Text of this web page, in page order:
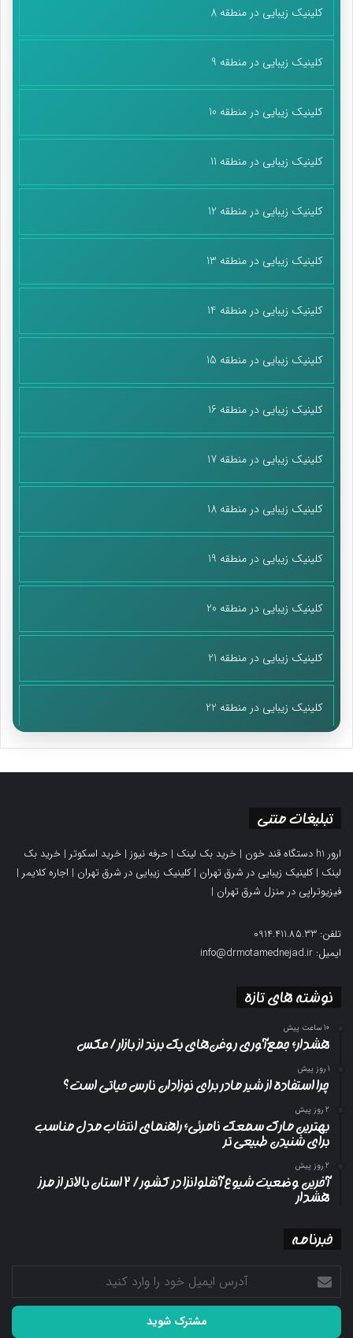
کلینیک زیبایی در منطقه 8
کلینیک زیبایی در منطقه 9
کلینیک زیبایی در منطقه 10
کلینیک زیبایی در منطقه 11
کلینیک زیبایی در منطقه 12
کلینیک زیبایی در منطقه 13
کلینیک زیبایی در منطقه 14
کلینیک زیبایی در منطقه 15
کلینیک زیبایی در منطقه 16
کلینیک زیبایی در منطقه 17
کلینیک زیبایی در منطقه 18
کلینیک زیبایی در منطقه 19
کلینیک زیبایی در منطقه 20
کلینیک زیبایی در منطقه 21
کلینیک زیبایی در منطقه 22
تبلیغات متنی
ارور h1 دستگاه قند خون | خرید بک لینک | حرفه نیوز | خرید اسکوتر | خرید بک
لینک |کلینیک زیبایی در شرق تهران |کلینیک زیبایی در شرق تهران | اجاره کلایمر |
فیزیوتراپی در منزل شرق تهران |
تلفن: 0914.411.85.33
ایمیل: info@drmotamednejad.ir
نوشته های تازه
10 ساعت پیش
هشدار؛ جمع‌آوری روغن‌های یک برند از بازار/ عکس
1 روز پیش
چرا استفاده از شیر مادر برای نوزادان نارس حیاتی است؟
2 روز پیش
بهترین مارک سمعک نامرئی؛ راهنمای انتخاب مدل مناسب
برای شنیدن طبیعی تر
2 روز پیش
آخرین وضعیت شیوع آنفلوانزا در کشور/ ۲ استان بالاتر از مرز
هشدار
خبرنامه
آدرس
ایمیل
خود